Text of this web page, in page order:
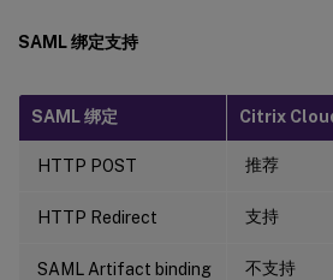
SAML 绑定支持
SAML 绑定 Citrix
HTTP POST 推荐
HTTP Redirect 支持
SAML Artifact binding 不支持